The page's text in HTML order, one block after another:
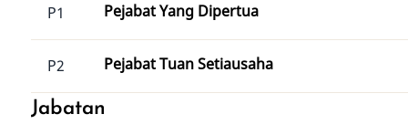
P1 Pejabat Yang Dipertua
P2 Pejabat Tuan Setiausaha
Jabatan